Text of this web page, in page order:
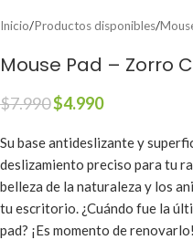
Inicio/Productos disponibles/
Mouse Pad – Zorro
$7.990$4.990
Su base antideslizante y
deslizamiento preciso para tu
belleza de la naturaleza y los
tu escritorio. ¿Cuándo fue la
pad? ¡Es momento de